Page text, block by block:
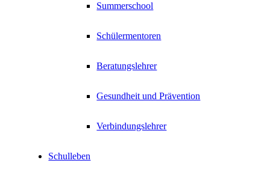
Summerschool
Schülermentoren
Beratungslehrer
Gesundheit und Prävention
Verbindungslehrer
Schulleben